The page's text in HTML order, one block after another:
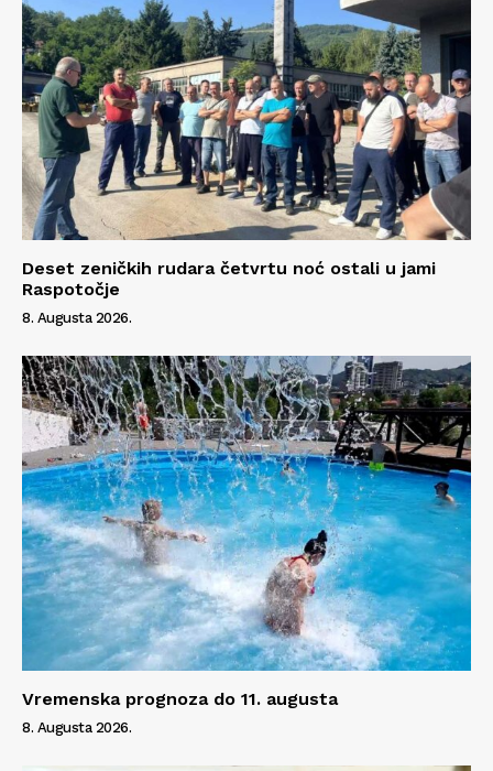
Kontakt
Impressum
Deset zeničkih rudara četvrtu noć ostali u jami
Raspotočje
8. Augusta 2026.
Vremenska prognoza do 11. augusta
8. Augusta 2026.